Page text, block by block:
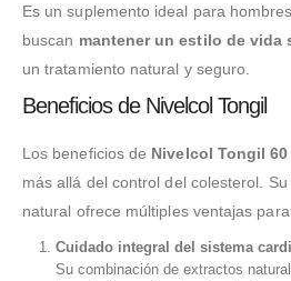
Es un suplemento ideal para
buscan mantener un estilo de vida
un tratamiento natural y seguro.
Beneficios de Nivelcol Tongil
Los beneficios de Nivelcol Tongil
más allá del control del colesterol.
natural ofrece múltiples ventajas
Cuidado integral del sistema
Su combinación de extractos